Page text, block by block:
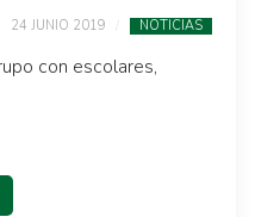
24 JUNIO 2019 NOTICIAS
con escolares,